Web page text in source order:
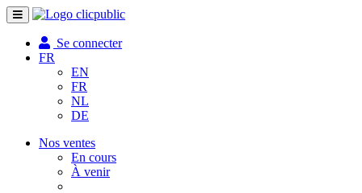
Toggle
navigation
Se connecter
FR
EN
FR
NL
DE
Nos ventes
En cours
À venir